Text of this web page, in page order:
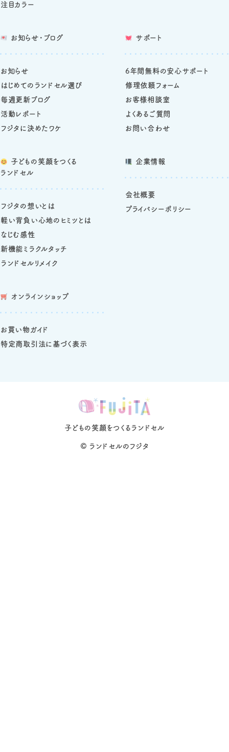
注目カラー
子どもの笑顔をつくる
ランドセル
フジタの想いとは
軽い背負い心地のヒミツとは
なじむ感性
新機能ミラクルタッチ
ランドセルリメイク
お知らせ・ブログ
お知らせ
はじめてのランドセル選び
毎週更新ブログ
活動レポート
フジタに決めたワケ
サポート
6年間無料の安心サポート
修理依頼フォーム
お客様相談室
よくあるご質問
お問い合わせ
企業情報
会社概要
プライバシーポリシー
オンラインショップ
お買い物ガイド
特定商取引法に基づく表示
子どもの笑顔をつくるランドセル
© ランドセルのフジタ